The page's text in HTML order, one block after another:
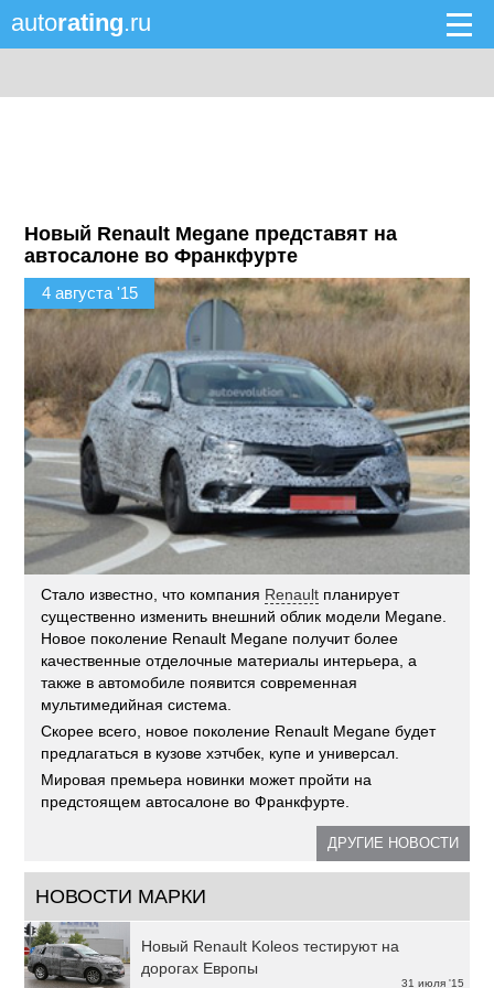
autorating.ru
Новый Renault Megane представят на
автосалоне во Франкфурте
4 августа '15
Стало известно, что компания Renault планирует
существенно изменить внешний облик модели Megane.
Новое поколение Renault Megane получит более
качественные отделочные материалы интерьера, а
также в автомобиле появится современная
мультимедийная система.
Скорее всего, новое поколение Renault Megane будет
предлагаться в кузове хэтчбек, купе и универсал.
Мировая премьера новинки может пройти на
предстоящем автосалоне во Франкфурте.
ДРУГИЕ НОВОСТИ
НОВОСТИ МАРКИ
31 июля '15
Новый Renault Koleos тестируют на
дорогах Европы